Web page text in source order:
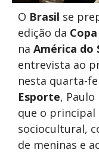
O Brasil se
edição da
na América do
entrevista ao
nesta quarta-
Esporte,
que o
sociocultural,
de meninas e